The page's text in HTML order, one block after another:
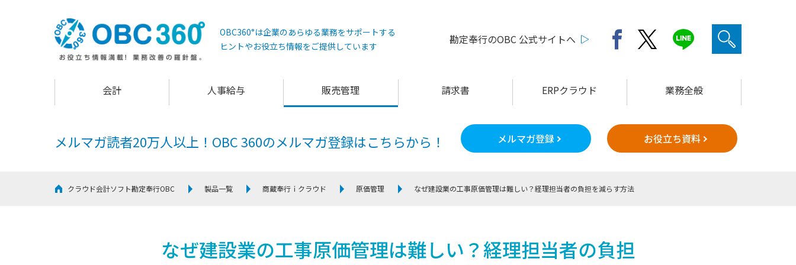
OBC360°は企業のあらゆる業務をサポートする
ヒントやお役立ち情報をご提供しています
勘定奉行のOBC 公式サイトへ
会計 人事給与 販売管理 請求書 ERPクラウド 業務全般
メルマガ読者20万人以上！ OBC 360のメルマガ登録はこちらから！ メルマガ登録 お役立ち資料
クラウド会計ソフト勘定奉行OBC 製品一覧 商蔵奉行ｉクラウド 原価管理 なぜ建設業の工事原価管理は難しい？経理担当者の負担を減らす方法
なぜ建設業の工事原価管理は難しい？経理担当者の負担